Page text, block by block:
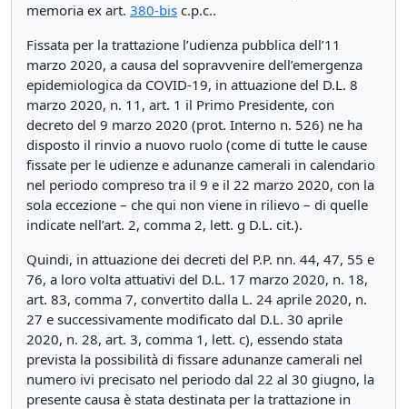
memoria ex art. 380-bis c.p.c..
Fissata per la trattazione l’udienza pubblica dell’11
marzo 2020, a causa del sopravvenire dell’emergenza
epidemiologica da COVID-19, in attuazione del D.L. 8
marzo 2020, n. 11, art. 1 il Primo Presidente, con
decreto del 9 marzo 2020 (prot. Interno n. 526) ne ha
disposto il rinvio a nuovo ruolo (come di tutte le cause
fissate per le udienze e adunanze camerali in calendario
nel periodo compreso tra il 9 e il 22 marzo 2020, con la
sola eccezione – che qui non viene in rilievo – di quelle
indicate nell’art. 2, comma 2, lett. g D.L. cit.).
Quindi, in attuazione dei decreti del P.P. nn. 44, 47, 55 e
76, a loro volta attuativi del D.L. 17 marzo 2020, n. 18,
art. 83, comma 7, convertito dalla L. 24 aprile 2020, n.
27 e successivamente modificato dal D.L. 30 aprile
2020, n. 28, art. 3, comma 1, lett. c), essendo stata
prevista la possibilità di fissare adunanze camerali nel
numero ivi precisato nel periodo dal 22 al 30 giugno, la
presente causa è stata destinata per la trattazione in